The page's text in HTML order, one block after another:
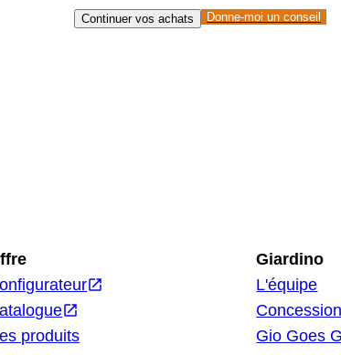
Continuer vos achats
Donne-moi un
conseil
Donne-moi un conseil
produits
Giardino
L'équipe
Gio Goes